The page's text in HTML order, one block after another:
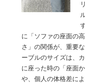
に「ソファの座面の
さ」の関係が、重要
ーブルのサイズは、
に座った時の「座面
や、個人の体格差に